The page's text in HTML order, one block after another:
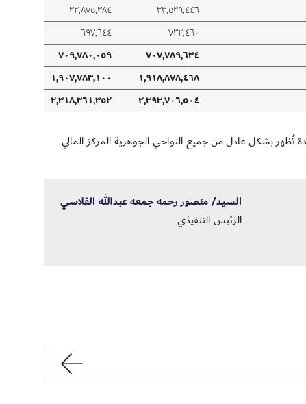
٣٣,٥٣٩,٤٤٦
٣٢,٨٧٥,٣٨٤
٧٣٢,٤٦٠
٦٩٧,٦٤٤
٧٠٧,٧٨٩,٦٣٤
٧٠٩,٧٨٠,٠٥٩
١,٩١٨,٨٧٨,٤٦٨
١,٩٠٧,٧٨٣,١٠٠
٢,٣٩٣,٧٠٦,٥٠٤ ٢,٣١٨,٣٦١,٣٥٢
تُظهر بشكل عادل من جميع النواحي الجوهرية المركز المالي
السيد/ منصور رحمه جمعه عبدالله الفلاسي
الرئيس التنفيذي